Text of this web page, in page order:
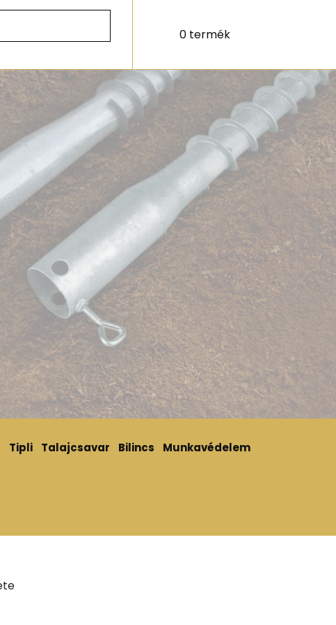
0 termék
Tipli Talajcsavar Bilincs
Munkavédelem